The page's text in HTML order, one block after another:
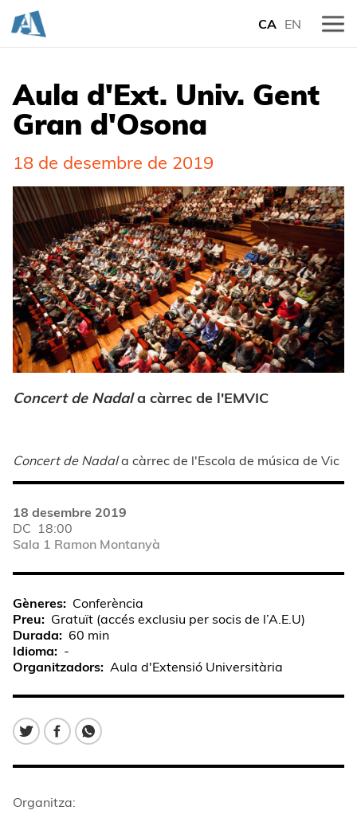
CA EN
Aula d'Ext. Univ. Gent
Gran d'Osona
18 de desembre de 2019
Concert de Nadala càrrec de l'EMVIC
Concert de Nadala càrrec de l'Escola de música de Vic
18 desembre 2019
DC 18:00
Sala 1 Ramon Montanyà
Gèneres
Conferència
Preu
Gratuït (accés exclusiu per socis de l’A.E.U)
Durada
60 min
Idioma
-
Organitzadors
Aula d'Extensió Universitària
Organitza